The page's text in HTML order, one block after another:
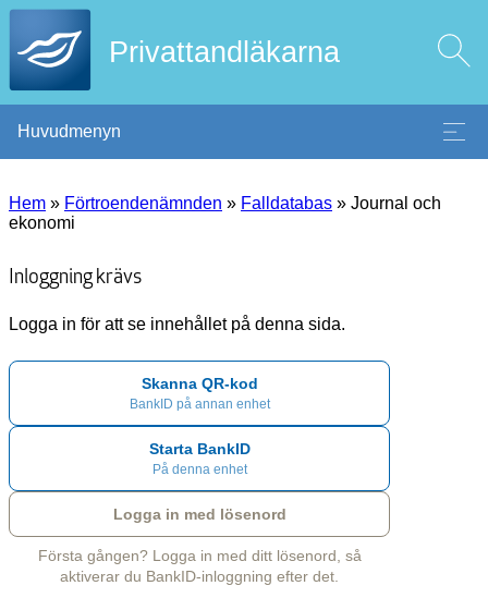
Privattandläkarna
Huvudmenyn
Hem » Förtroendenämnden » Falldatabas » Journal och
ekonomi
Inloggning krävs
Logga in för att se innehållet på denna sida.
Skanna QR-kod
BankID på annan enhet
Starta BankID
På denna enhet
Logga in med lösenord
Första gången? Logga in med ditt lösenord, så
aktiverar du BankID-inloggning efter det.